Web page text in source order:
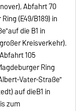
Abfahrt 70
(E49/B189) in
die B1 in
Kreisverkehr).
105
Ring
Vater-Straße"
auf dieB1 in
zum